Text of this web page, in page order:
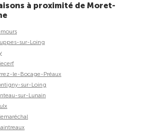
à proximité de Moret-
sur-Loing
le-Bocage-Préaux
sur-Loing
sur-Lunain